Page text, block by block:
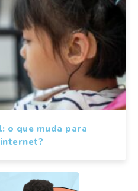
o que muda para